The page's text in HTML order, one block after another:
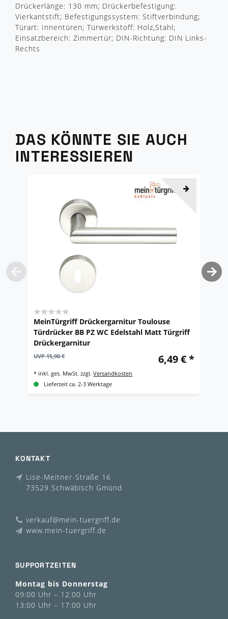
Drückerlänge: 130 mm; Drückerbefestigung:
Vierkantstift; Befestigungssystem: Stiftverbindung;
Türart: Innentüren; Türwerkstoff: Holz,Stahl;
Einsatzbereich: Zimmertür; DIN-Richtung: DIN Links-
Rechts
DAS KÖNNTE SIE AUCH
INTERESSIEREN
MeinTürgriff Drückergarnitur Toulouse
Türdrücker BB PZ WC Edelstahl Matt Türgriff
Drückergarnitur
UVP 15,90 € 6,49 € *
* inkl. ges. MwSt. zzgl.Versandkosten
Lieferzeit ca. 2-3 Werktage
KONTAKT
Lise-Meitner-Straße 16
73529 Schwäbisch Gmünd
verkauf@mein-tuergriff.de
www.mein-tuergriff.de
SUPPORTZEITEN
Montag bis Donnerstag
09:00 Uhr – 12:00 Uhr
13:00 Uhr – 17:00 Uhr